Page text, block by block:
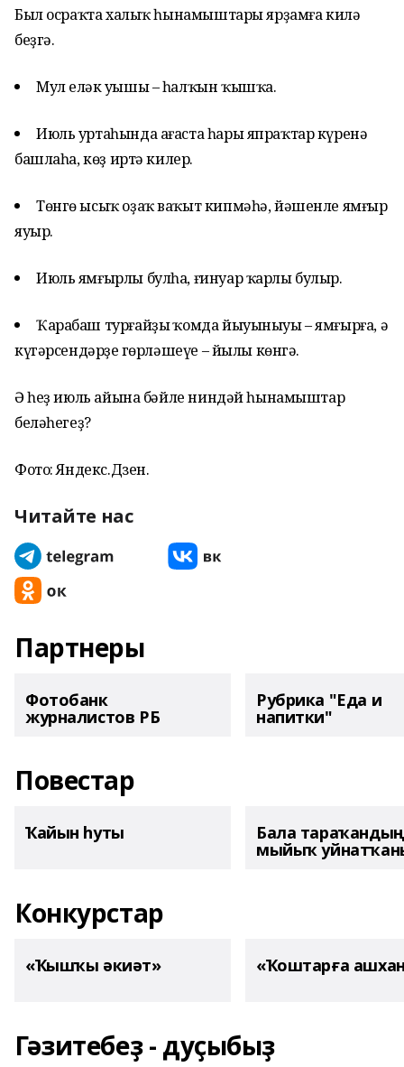
Был осраҡта халыҡ һынамыштары ярҙамға килә
беҙгә.
Мул еләк уңышы – һалҡын ҡышҡа.
Июль уртаһында ағаста һары япраҡтар күренә
башлаһа, көҙ иртә килер.
Төнгө ысыҡ оҙаҡ ваҡыт кипмәһә, йәшенле ямғыр
яуыр.
Июль ямғырлы булһа, ғинуар ҡарлы булыр.
Ҡарабаш турғайҙың ҡомда йыуыныуы – ямғырға, ә
күгәрсендәрҙең гөрләшеүе – йылы көнгә.
Ә һеҙ июль айына бәйле ниндәй һынамыштар
беләһегеҙ?
Фото: Яндекс.Дзен.
Читайте нас
Партнеры
Фотобанк
журналистов РБ
Рубрика "Еда и
напитки"
Повестар
Ҡайын һуты Бала тараҡандың
мыйыҡ
Конкурстар
«Ҡышҡы әкиәт» «Ҡоштарға
Гәзитебеҙ - дуҫыбыҙ